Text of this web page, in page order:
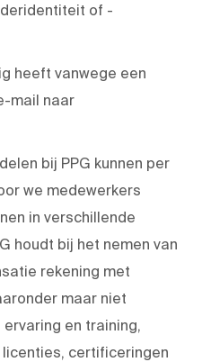
of -
heeft vanwege een
mail naar
bij PPG kunnen per
we medewerkers
in verschillende
houdt bij het nemen van
rekening met
maar niet
en training,
certificeringen